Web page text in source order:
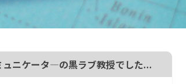
ュニケータ―の黒ラブ教授でした...